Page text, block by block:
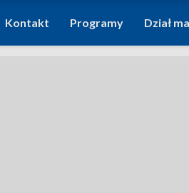
Kontakt Programy Dział